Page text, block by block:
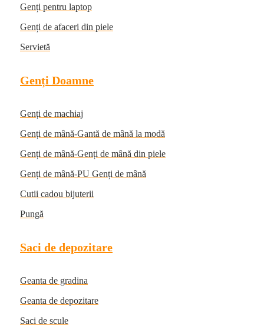
Genți pentru laptop
Genți de afaceri din piele
Servietă
Genți Doamne
Genți de machiaj
Genți de mână-Gantă de mână la modă
Genți de mână-Genți de mână din piele
Genți de mână-PU Genți de mână
Cutii cadou bijuterii
Pungă
Saci de depozitare
Geanta de gradina
Geanta de depozitare
Saci de scule